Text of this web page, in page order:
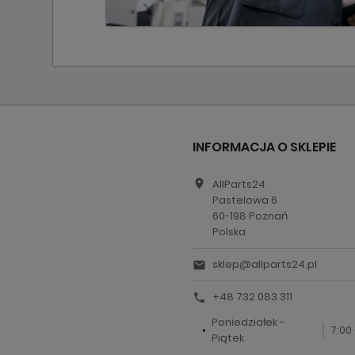
INFORMACJA O SKLEPIE
location_on
AllParts24
Pastelowa 6
60-198 Poznań
Polska
email sklep@allparts24.pl
call
+48 732 083 311
Poniedziałek -
Piątek
7:00